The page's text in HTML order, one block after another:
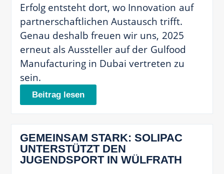
Erfolg entsteht dort, wo Innovation auf
partnerschaftlichen Austausch trifft.
Genau deshalb freuen wir uns, 2025
erneut als Aussteller auf der Gulfood
Manufacturing in Dubai vertreten zu
sein.
Beitrag lesen
GEMEINSAM STARK: SOLIPAC
UNTERSTÜTZT DEN
JUGENDSPORT IN WÜLFRATH